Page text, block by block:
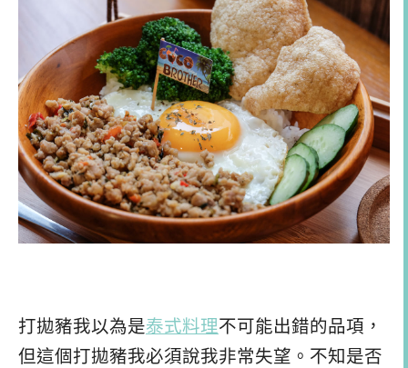
打拋豬我以為是泰式料理不可能出錯的品項，
但這個打拋豬我必須說我非常失望。不知是否